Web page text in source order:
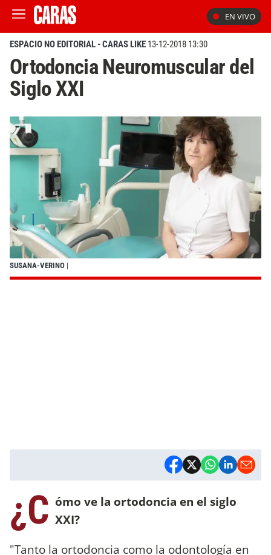
EN VIVO
ESPACIO NO EDITORIAL - CARAS LIKE 13-12-2018 13:30
Ortodoncia Neuromuscular del
Siglo XXI
SUSANA-VERINO |
¿C ómo ve la ortodoncia en el siglo
XXI?
"Tanto la ortodoncia como la odontología en